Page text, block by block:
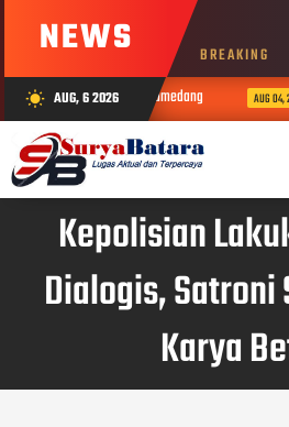
NEWS BREAKING
wb_sunny AUG, 6 2026
Wilayah Kodim Sumedang AUG 04, 2026
Kepolisian
Dialogis, Satroni
Karya